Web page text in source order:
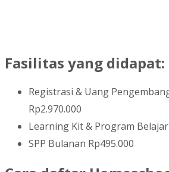
Fasilitas yang didapat:
Registrasi & Uang
Rp2.970.000
Learning Kit & Program Belajar
SPP Bulanan Rp495.000